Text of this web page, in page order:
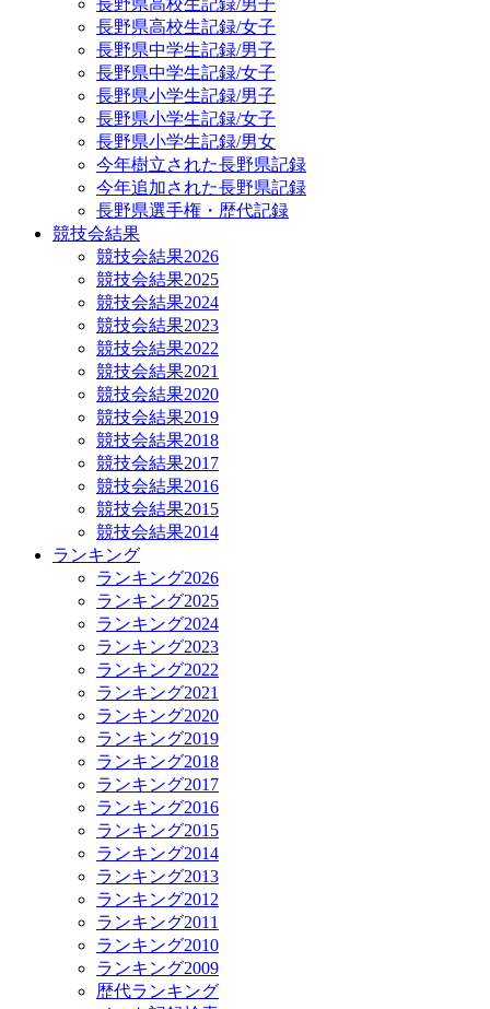
長野県高校生記録/女子
長野県中学生記録/男子
長野県中学生記録/女子
長野県小学生記録/男子
長野県小学生記録/女子
長野県小学生記録/男女
今年樹立された長野県記録
今年追加された長野県記録
長野県選手権・歴代記録
競技会結果
競技会結果2026
競技会結果2025
競技会結果2024
競技会結果2023
競技会結果2022
競技会結果2021
競技会結果2020
競技会結果2019
競技会結果2018
競技会結果2017
競技会結果2016
競技会結果2015
競技会結果2014
ランキング
ランキング2026
ランキング2025
ランキング2024
ランキング2023
ランキング2022
ランキング2021
ランキング2020
ランキング2019
ランキング2018
ランキング2017
ランキング2016
ランキング2015
ランキング2014
ランキング2013
ランキング2012
ランキング2011
ランキング2010
ランキング2009
歴代ランキング